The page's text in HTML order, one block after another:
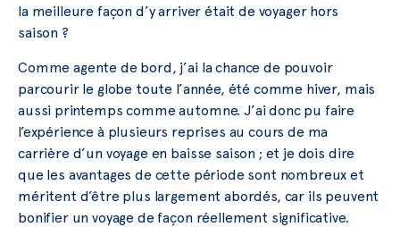
la meilleure façon d’y arriver était de voyager hors
saison ?
Comme agente de bord, j’ai la chance de pouvoir
parcourir le globe toute l’année, été comme hiver, mais
aussi printemps comme automne. J’ai donc pu faire
l’expérience à plusieurs reprises au cours de ma
carrière d’un voyage en baisse saison ; et je dois dire
que les avantages de cette période sont nombreux et
méritent d’être plus largement abordés, car ils peuvent
bonifier un voyage de façon réellement significative.